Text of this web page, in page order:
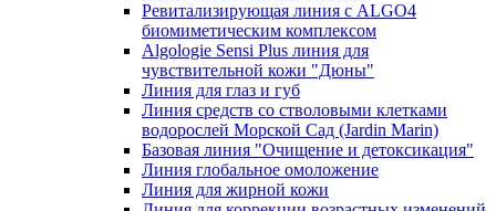
Ревитализирующая линия с ALGO4
биомиметическим комплексом
Algologie Sensi Plus линия для
чувcтвительной кожи "Дюны"
Линия для глаз и губ
Линия средств со стволовыми клетками
водорослей Морской Сад (Jardin Marin)
Базовая линия "Очищение и детоксикация"
Линия глобальное омоложение
Линия для жирной кожи